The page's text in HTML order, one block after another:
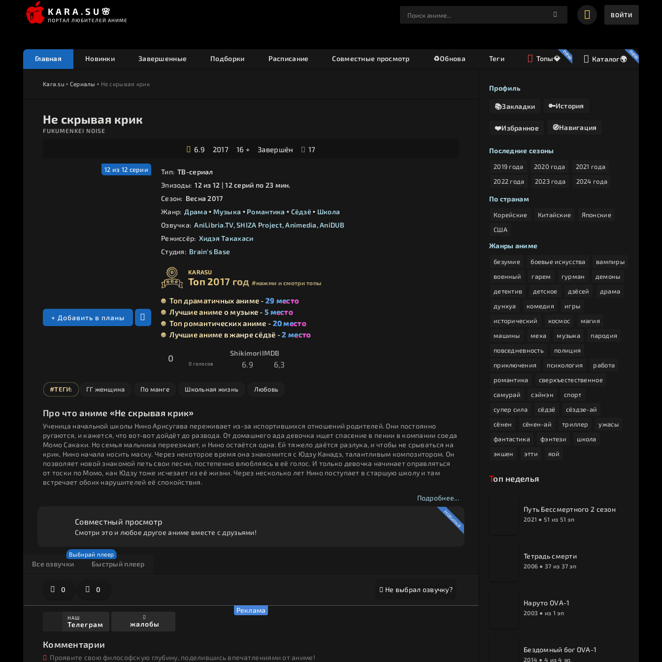
KARA.SU🌸
ПОРТАЛ ЛЮБИТЕЛЕЙ АНИМЕ
ВОЙТИ
Главная Новинки Завершенные Подборки Расписание Совместные просмотр ♻️Обнова Теги Топы💎 Каталог🌍
Kara.su • Сериалы • Не скрывая крик
Не скрывая крик
FUKUMENKEI NOISE
6.9 2017 16 + Завершён 17
12 из 12 серии
+ Добавить в планы
Тип: ТВ-сериал
Эпизоды: 12 из 12 | 12 серий по 23 мин.
Сезон: Весна 2017
Жанр: Драма • Музыка • Романтика • Сёдзё• Школа
Озвучка: AniLibria.TV SHIZA Project Animedia AniDUB
Режиссёр: Хидэя Такахаси
Студия: Brain's Base
KARASU
Топ 2017 год #нажми и смотри топы
Топ драматичных аниме -29 место
Лучшие аниме о музыке -5 место
Топ романтических аниме - 20 место
Лучшие аниме в жанре сёдзё -2 место
0 0 голосов
Shikimori
6.9
IMDB
6,3
#ТЕГИ: ГГ женщина По манге Школьная жизнь Любовь
Про что аниме «Не скрывая крик»
Ученица начальной школы Нино Арисугава переживает из-за испортившихся отношений родителей. Они постоянно
ругаются, и кажется, что вот-вот дойдёт до развода. От домашнего ада девочка ищет спасение в пении в компании соеда
Момо Сакаки. Но семья мальчика переезжает, и Нино остаётся одна. Ей тяжело даётся разлука, и чтобы не срываться на
крик, Нино начала носить маску. Через некоторое время она знакомится с Юдзу Канадэ, талантливым композитором. Он
позволяет новой знакомой петь свои песни, постепенно влюбляясь в её голос. И только девочка начинает оправляться
от тоски по Момо, как Юдзу тоже исчезает из её жизни. Через несколько лет Нино поступает в старшую школу и там
встречает обоих нарушителей её спокойствия.
Подробнее...
Совместный просмотр
Смотри это и любое другое аниме вместе с друзьями!
Новинка
Все озвучки Быстрый плеер
0 0 Не выбрал озвучку?
НАШ
Телеграм жалобы
Комментарии
Проявите свою философскую глубину, поделившись впечатлениями от аниме!
Профиль
📚Закладки 🔑История
❤️Избранное 🧭Навигация
Последние сезоны
2019 года 2020 года
2021 года
2022 года
2023 года 2024 года
По странам
Корейские Китайские
Японские
США
Жанры аниме
безумие боевые искусства
вампиры
военный
гарем гурман
демоны
детектив
детское дзёсей
драма
дунхуа
комедия
игры
исторический
космос
магия
машины
меха музыка
пародия
повседневность
полиция
приключения
психология
работа
романтика
сверхъестественное
самурай
сэйнэн
спорт
супер сила
сёдзё
сёздзе-ай
сёнен
сёнен-ай триллер
ужасы
фантастика
фэнтези
школа
экшен
этти яой
Топ неделья
Путь Бессмертного 2 сезон
2021 ● 51 из 51 эп
Тетрадь смерти
2006 ● 37 из 37 эп
Наруто OVA-1
2003 ● из 1 эп
Бездомный бог OVA-1
2014 ● 4 из 4 эп